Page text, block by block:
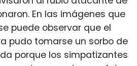
En las imágenes que
puede observar que el
pudo tomarse un sorbo de
porque los simpatizantes